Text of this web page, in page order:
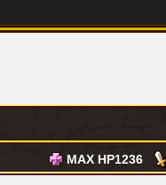
MAX HP1236